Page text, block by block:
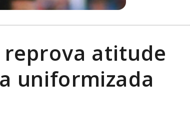
reprova atitude
uniformizada